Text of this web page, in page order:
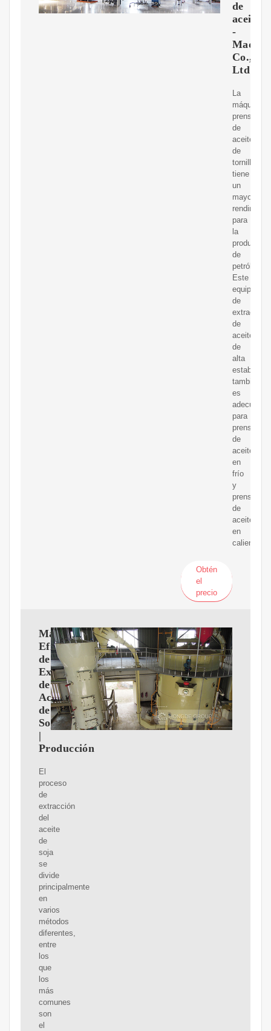
de
aceite
-
Co.,
Ltd
La
máquina
prensadora
de
aceite
de
tornillo
tiene
un
mayor
para
la
producción
de
petróleo.
Este
equipo
de
extracción
de
aceite
de
alta
estabilidad
también
es
adecuado
para
prensas
de
aceite
en
frío
y
prensas
de
aceite
en
caliente.
Obtén
el
precio
Maquinaria
Eficiente
de
Extracción
de
Aceite
de
Soja
|
Producción
El
proceso
de
extracción
del
aceite
de
soja
se
divide
principalmente
en
varios
métodos
diferentes,
entre
los
que
los
más
comunes
son
el